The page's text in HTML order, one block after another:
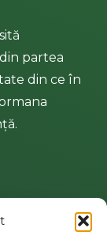
partea
din ce în